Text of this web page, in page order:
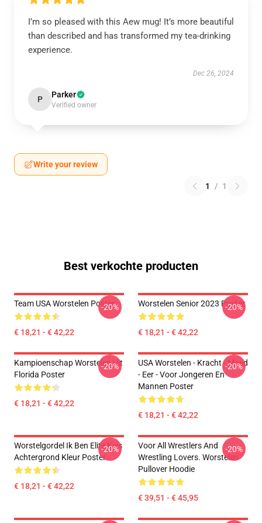
I’m so pleased with this Aew mug! It’s more beautiful
than described and has transformed my tea-drinking
experience.
Dec 26, 2024
P Parker
Verified owner
Write your review
1 / 1
Best verkochte producten
Team USA Worstelen Poster
€ 18,21 - € 42,22
-20% Worstelen Senior 2023 Poster
€ 18,21 - € 42,22
-20%
Kampioenschap Worstelen Uit
Florida Poster
€ 18,21 - € 42,22
-20%
USA Worstelen - Kracht - Moed
- Eer - Voor Jongeren En
Mannen Poster
€ 18,21 - € 42,22
-20%
Worstelgordel Ik Ben Elite Kies
Achtergrond Kleur Poster
€ 18,21 - € 42,22
-20%
Voor All Wrestlers And
Wrestling Lovers. Worstelen
Pullover Hoodie
€ 39,51 - € 45,95
-20%